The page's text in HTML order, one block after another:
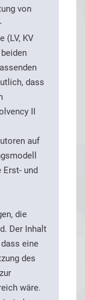
von
(LV, KV
dass
II
auf
Erst- und
die
Der Inhalt
eine
des
wäre.